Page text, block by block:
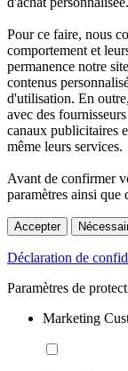
Pour ce faire, nous
comportement et
permanence notre
contenus
d'utilisation. En
avec des
canaux publicitaires
même leurs services.
Avant de confirmer
paramètres ainsi que
Accepter
Déclaration de
Paramètres de
Marketing